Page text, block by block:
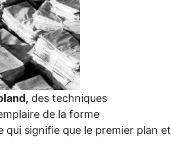
des techniques
de la forme
qui signifie que le premier plan et